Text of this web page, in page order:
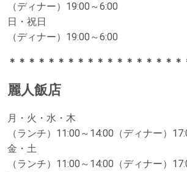
（ディナー）19:00～6:00
日・祝日
（ディナー）19:00～6:00
＊＊＊＊＊＊＊＊＊＊＊＊＊＊＊＊＊＊
麗人飯店
月・火・水・木
（ランチ）11:00～14:00（ディナー）
金・土
（ランチ）11:00～14:00（ディナー）